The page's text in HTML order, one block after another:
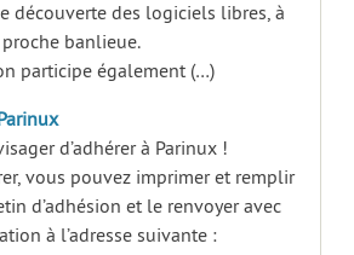
découverte des logiciels libres, à
proche banlieue.
participe également (…)
d’adhérer à Parinux !
vous pouvez imprimer et remplir
d’adhésion et le renvoyer avec
à l’adresse suivante :